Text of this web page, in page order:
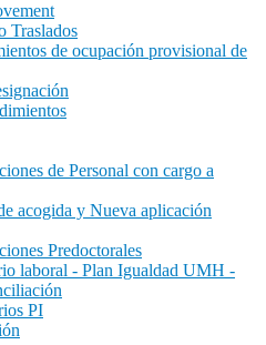
Traslados
de ocupación provisional de
de Personal con cargo a
acogida y Nueva aplicación
Predoctorales
laboral - Plan Igualdad UMH -
PI